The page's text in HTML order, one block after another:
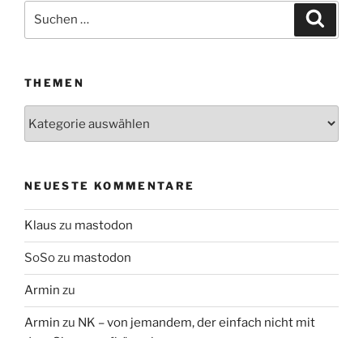
Suchen
THEMEN
NEUESTE KOMMENTARE
Klaus zu mastodon
SoSozu mastodon
Armin zu
Armin zu NK – von jemandem, der einfach nicht mit